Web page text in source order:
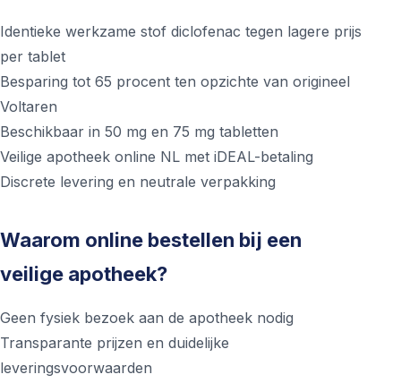
Identieke werkzame stof diclofenac tegen lagere prijs
per tablet
Besparing tot 65 procent ten opzichte van origineel
Voltaren
Beschikbaar in 50 mg en 75 mg tabletten
Veilige apotheek online NL met iDEAL-betaling
Discrete levering en neutrale verpakking
Waarom online bestellen bij een
veilige apotheek?
Geen fysiek bezoek aan de apotheek nodig
Transparante prijzen en duidelijke
leveringsvoorwaarden